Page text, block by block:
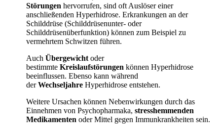
Störungen hervorrufen, sind oft Auslöser einer
anschließenden Hyperhidrose. Erkrankungen an der
Schilddrüse (Schilddrüsenunter- oder
Schilddrüsenüberfunktion) können zum Beispiel zu
vermehrtem Schwitzen führen.
Auch Übergewicht oder
bestimmte Kreislaufstörungen können Hyperhidrose
beeinflussen. Ebenso kann während
derWechseljahre Hyperhidrose entstehen.
Weitere Ursachen können Nebenwirkungen durch das
Einnehmen von Psychopharmaka, stresshemmenden
Medikamenten oder Mittel gegen Immunkrankheiten sein.